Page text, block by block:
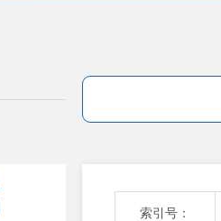
索引号：